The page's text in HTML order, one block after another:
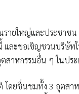
รายใหญ่และประชาช
และขอเชิญชวนบริษั
สาหกรรมอื่น ๆ ในประ
โดยชื่นชมทั้ง 3 อุตสา